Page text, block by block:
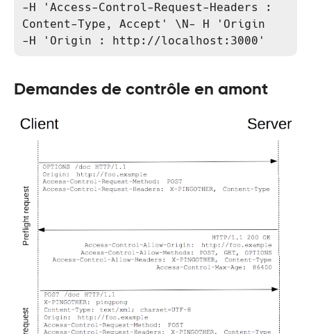
-H 'Access-Control-Request-Headers :
Content-Type, Accept' \N- H 'Origin
-H 'Origin : http://localhost:3000'
Demandes de contrôle en amont